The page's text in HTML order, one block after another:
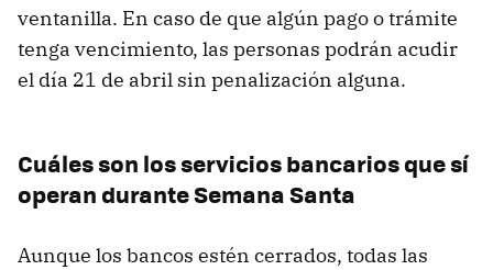
ventanilla. En caso de que algún pago o trámite
tenga vencimiento, las personas podrán acudir
el día 21 de abril sin penalización alguna.
Cuáles son los servicios bancarios que sí
operan durante Semana Santa
Aunque los bancos estén cerrados, todas las